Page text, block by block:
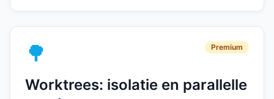
🌳 Premium
Worktrees: isolatie en parallelle